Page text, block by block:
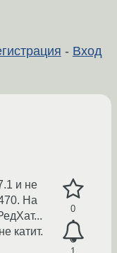
- Вход
0
и не
На
катит.